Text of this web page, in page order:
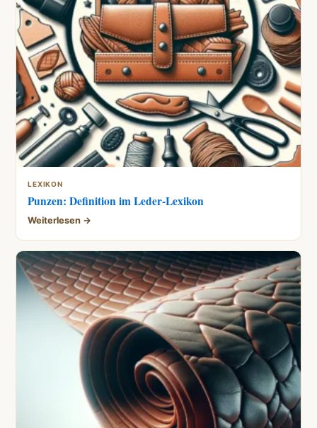
LEXIKON
Punzen: Definition im Leder-Lexikon
Weiterlesen →